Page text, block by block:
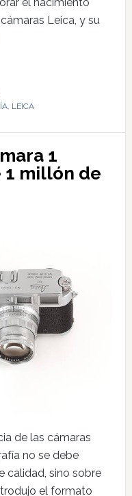
Leica, y su
, LEICA
1
1 millón de
de las cámaras
no se debe
calidad, sino sobre
el formato